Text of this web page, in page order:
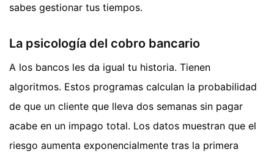
sabes gestionar tus tiempos.
La psicología del cobro bancario
A los bancos les da igual tu historia. Tienen
algoritmos. Estos programas calculan la probabilidad
de que un cliente que lleva dos semanas sin pagar
acabe en un impago total. Los datos muestran que el
riesgo aumenta exponencialmente tras la primera